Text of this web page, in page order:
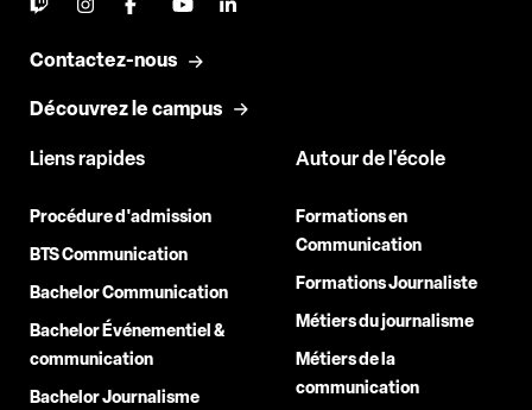
Contactez-nous
Découvrez le campus
Liens rapides
Procédure d'admission
BTS Communication
Bachelor Communication
Bachelor Événementiel &
communication
Bachelor Journalisme
Autour de l'école
Formations en
Communication
Formations Journaliste
Métiers du journalisme
Métiers de la
communication